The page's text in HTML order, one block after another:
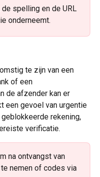
spelling en de URL
onderneemt.
te zijn van een
of een
de afzender kan er
een gevoel van urgentie
rekening,
verificatie.
na ontvangst van
nemen of codes via